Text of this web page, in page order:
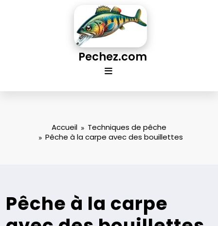
Pechez.com
Accueil
Techniques de pêche
Pêche à la carpe avec des bouillettes
Pêche à la carpe